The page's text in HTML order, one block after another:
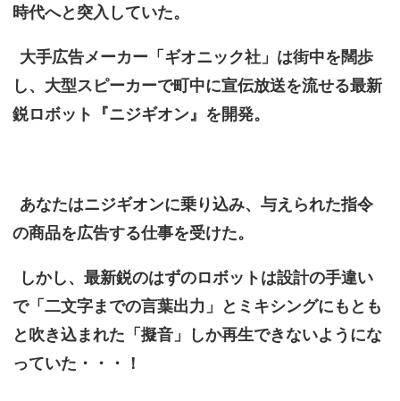
時代へと突入していた。
大手広告メーカー「ギオニック社」は街中を闊歩
し、大型スピーカーで町中に宣伝放送を流せる最新
鋭ロボット『ニジギオン』を開発。
あなたはニジギオンに乗り込み、与えられた指令
の商品を広告する仕事を受けた。
しかし、最新鋭のはずのロボットは設計の手違い
で「二文字までの言葉出力」とミキシングにもとも
と吹き込まれた「擬音」しか再生できないようにな
っていた・・・！